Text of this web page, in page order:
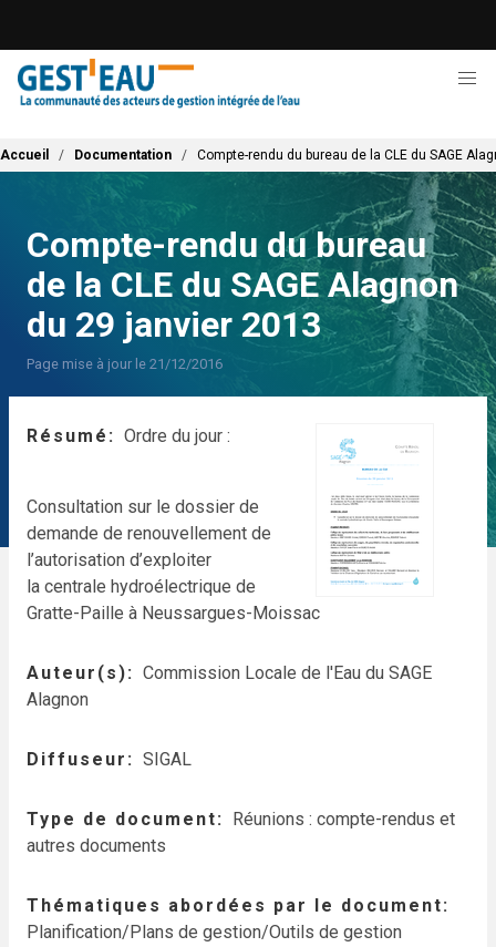
contenu
principal
Fil d'Ariane
Accueil Documentation Compte-rendu du bureau de la CLE du SAGE
Compte-rendu du bureau
de la CLE du SAGE Alagnon
du 29 janvier 2013
Page mise à jour le 21/12/2016
Résumé Ordre du jour :
Consultation sur le dossier de
demande de renouvellement de
l’autorisation d’exploiter
la centrale hydroélectrique de
Gratte-Paille à Neussargues-Moissac
Auteur(s)
Commission Locale de l'Eau du SAGE
Alagnon
Diffuseur SIGAL
Type de document
Réunions : compte-rendus et
autres documents
Thématiques abordées par le document
Planification/Plans de gestion/Outils de gestion